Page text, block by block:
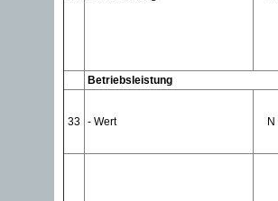
Betriebsleistung
33 - Wert N